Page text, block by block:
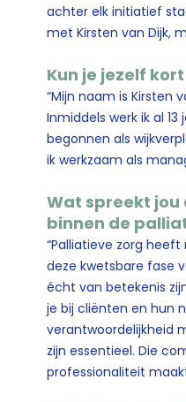
achter elk initiatief
met Kirsten van Dijk,
Kun je jezelf
“Mijn naam is Kirsten
Inmiddels werk ik al
begonnen als
ik werkzaam als
Wat spreekt jou
binnen de
“Palliatieve zorg
deze kwetsbare fase
écht van betekenis
je bij cliënten en hun
verantwoordelijkheid
zijn essentieel. Die
professionaliteit